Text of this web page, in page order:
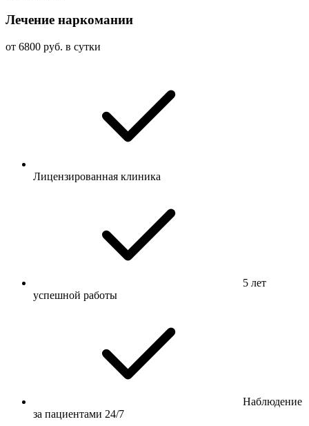
Лечение наркомании
от 6800 руб. в сутки
Лицензированная клиника
5 лет
успешной работы
Наблюдение
за пациентами 24/7